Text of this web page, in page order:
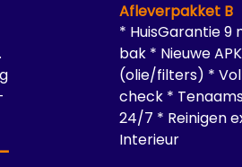
Afleverpakket B
* HuisGarantie
bak * Nieuwe
(olie/filters) *
check *
24/7 * Reinigen
Interieur